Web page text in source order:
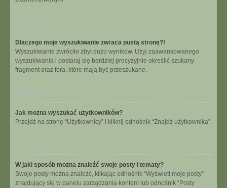
Dlaczego moje wyszukiwanie zwraca pustą stronę?!
Wyszukiwanie zwróciło zbyt dużo wyników. Użyj zaawansowanego
wyszukiwania i postaraj się bardziej precyzyjnie określić szukany
fragment oraz fora, które mają być przeszukane.
Jak można wyszukać użytkowników?
Przejdź na stronę “Użytkownicy” i kliknij odnośnik “Znajdź użytkownika”.
W jaki sposób można znaleźć swoje posty i tematy?
Swoje posty można znaleźć, klikając odnośnik “Wyświetl moje posty”
znajdujący się w panelu zarządzania kontem lub odnośnik “Posty